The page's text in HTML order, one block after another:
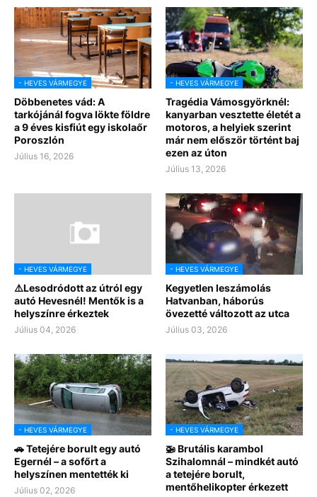
- HEVES VÁRMEGYE
Döbbenetes vád: A
tarkójánál fogva lökte földre
a 9 éves kisfiút egy iskolaőr
Poroszlón
Július 16, 2026
- HEVES VÁRMEGYE
Tragédia Vámosgyörknél:
kanyarban vesztette életét a
motoros, a helyiek szerint
már nem először történt baj
ezen az úton
Július 13, 2026
- HEVES VÁRMEGYE
⚠️Lesodródott az útról egy
autó Hevesnél! Mentők is a
helyszínre érkeztek
Július 04, 2026
- HEVES VÁRMEGYE
Kegyetlen leszámolás
Hatvanban, háborús
övezetté változott az utca
Július 03, 2026
- HEVES VÁRMEGYE
🚗 Tetejére borult egy autó
Egernél – a sofőrt a
helyszínen mentették ki
Július 02, 2026
- HEVES VÁRMEGYE
🚁 Brutális karambol
Szihalomnál – mindkét autó
a tetejére borult,
mentőhelikopter érkezett